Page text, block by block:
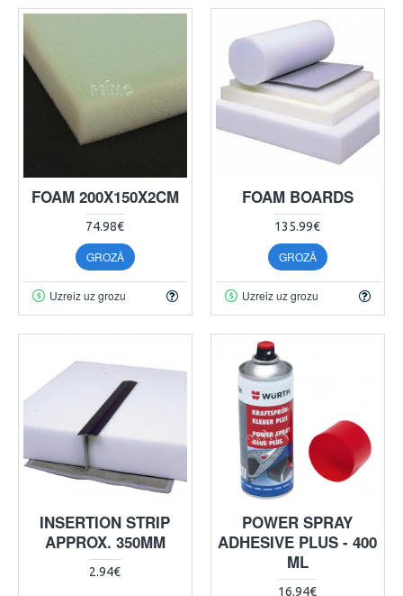
FOAM 200X150X2CM
74.98€
GROZĀ
Uzreiz uz grozu
FOAM BOARDS
135.99€
GROZĀ
Uzreiz uz grozu
INSERTION STRIP
APPROX. 350MM
2.94€
POWER SPRAY
ADHESIVE PLUS - 400
ML
16.94€